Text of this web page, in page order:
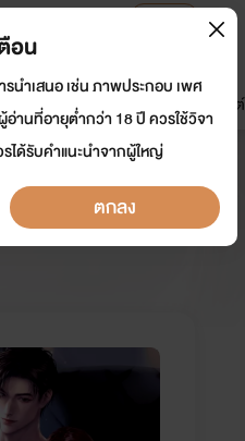
การ์ตูน
มาใหม่
ดรีมแชท ธัญลิสต์
ำเส้น(เพลย์บอย)
อน
นำเสนอ เช่น ภาพประกอบ เพศ
านที่อายุต่ำกว่า 18 ปี ควรใช้วิจา
ด้รับคำแนะนำจากผู้ใหญ่
ตกลง